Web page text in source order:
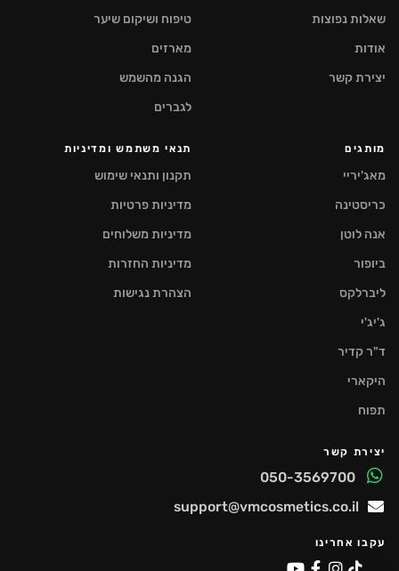
שאלות נפוצות
אודות
יצירת קשר
טיפוח ושיקום שיער
מארזים
הגנה מהשמש
לגברים
מותגים
מאג'יריי
כריסטינה
אנה לוטן
ביופור
ליברלקס
ג'יג'י
ד"ר קדיר
היקארי
תפוח
תנאי משתמש ומדיניות
תקנון ותנאי שימוש
מדיניות פרטיות
מדיניות משלוחים
מדיניות החזרות
הצהרת נגישות
יצירת קשר
support@vmcosmetics.co.il
עקבו אחרינו